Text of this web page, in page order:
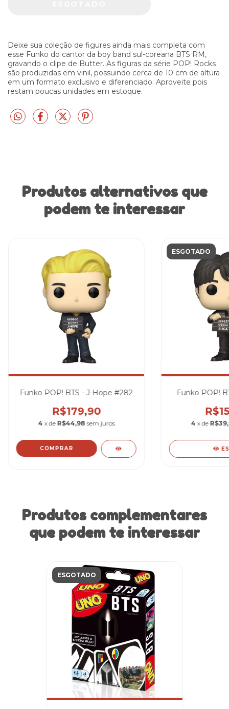
Deixe sua coleção de figures ainda mais completa com
esse Funko do cantor da boy band sul-coreana BTS RM,
gravando o clipe de Butter. As figuras da série POP! Rocks
são produzidas em vinil, possuindo cerca de 10 cm de altura
em um formato exclusivo e diferenciado. Aproveite pois
restam poucas unidades em estoque.
Produtos alternativos que
podem te interessar
Funko POP! BTS - J-Hope #282
R$179,90
4 x de R$44,98 sem juros
ESGOTADO
Funko POP!
4 x de
Produtos complementares
que podem te interessar
ESGOTADO